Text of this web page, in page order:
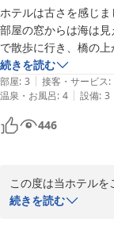
た。
せっかく日常を離れ
たひとときをお過ご
おります。
いただきましたご意
の再徹底と、お客様
て見直してまいりま
以前ご宿泊いただ
このたびは貴重なご
ホテルは古さを感じま
部屋の窓からは海は
で散歩に行き、橋の
で1番綺麗だったと思
夕食はハーフバイキン
かったです。ビールの
お風呂は源泉掛け流
ました。露天風呂もそ
洗面台も使用できな
もらえたら、リピー
続きを読む
部屋: 3 | 接客・サービス:
温泉・お風呂: 4 | 設備: 3
446
この度は当ホテルを
続きを読む